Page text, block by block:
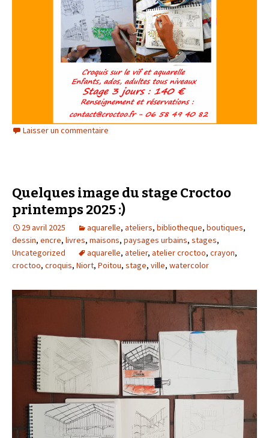
Laisser un commentaire
Quelques image du stage Croctoo
printemps 2025 :)
29 avril 2025 aquarelle, ateliers, bibliotheque, boutiques,
dessin, encre, livres, maisons, paysages urbains, stages,
Uncategorized
aquarelle, atelier, atelier croctoo, crayon,
croctoo, croquis, Niort, Poitou, stage, ville, watercolor